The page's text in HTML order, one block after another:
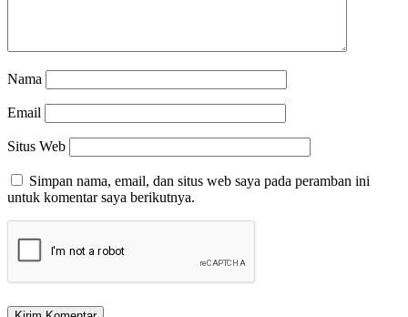
Nama
Email
Situs Web
Simpan nama, email, dan situs web saya pada peramban ini
untuk komentar saya berikutnya.